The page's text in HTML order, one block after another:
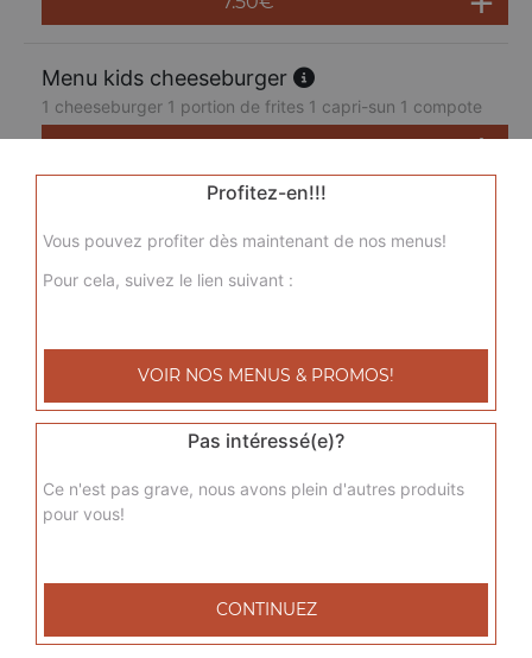
Menu kids cheeseburger
1 cheeseburger 1 portion de frites 1 capri-sun 1 compote
7.50€
Profitez-en!!!
Vous pouvez profiter dès maintenant de nos menus!
Pour cela, suivez le lien suivant :
VOIR NOS MENUS & PROMOS!
Pas intéressé(e)?
Ce n'est pas grave, nous avons plein d'autres produits
pour vous!
CONTINUEZ